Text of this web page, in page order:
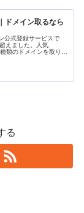
ドメイン取るなら
公式登録サービスで
えました。人気
類のドメインを取り扱
る